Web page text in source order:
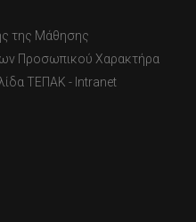
της Μάθησης
Προσωπικού Χαρακτήρα
ΤΕΠΑΚ - Intranet